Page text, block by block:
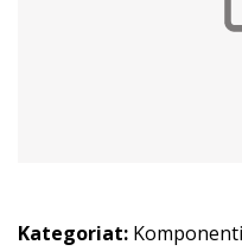
Kategoriat: